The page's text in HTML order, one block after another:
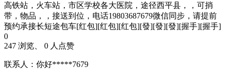
高铁站，火车站，市区学校各大医院，途径西平县，，可捎
带，物品，，接送到位，电话19803687679微信同步，请提前
预约承接长短途包车[红包][红包][红包][發][發][發][握手][握手]
0
247 浏览、 0 人点赞
联系人：你好*****7679